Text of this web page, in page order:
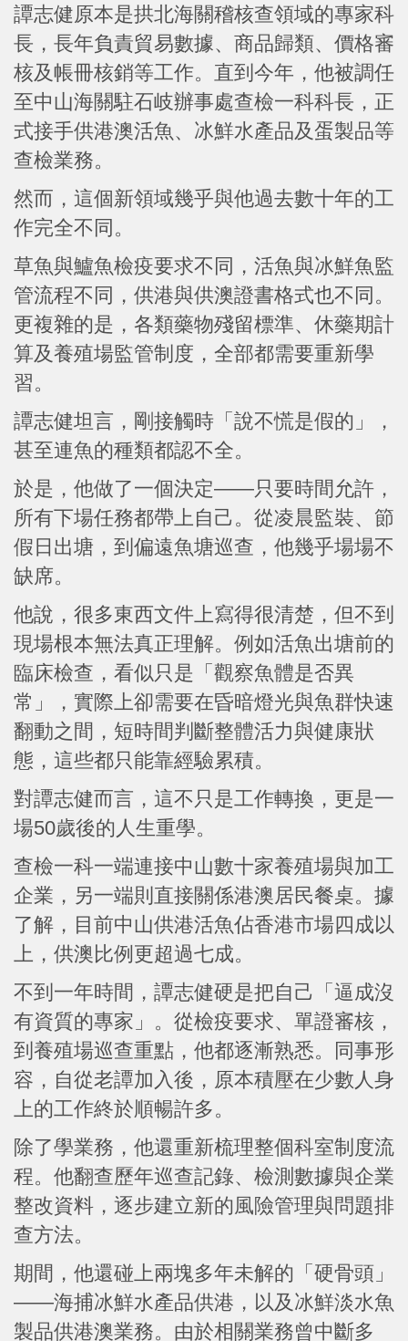
譚志健原本是拱北海關稽核查領域的專家科
長，長年負責貿易數據、商品歸類、價格審
核及帳冊核銷等工作。直到今年，他被調任
至中山海關駐石岐辦事處查檢一科科長，正
式接手供港澳活魚、冰鮮水產品及蛋製品等
查檢業務。
然而，這個新領域幾乎與他過去數十年的工
作完全不同。
草魚與鱸魚檢疫要求不同，活魚與冰鮮魚監
管流程不同，供港與供澳證書格式也不同。
更複雜的是，各類藥物殘留標準、休藥期計
算及養殖場監管制度，全部都需要重新學
習。
譚志健坦言，剛接觸時「說不慌是假的」，
甚至連魚的種類都認不全。
於是，他做了一個決定——只要時間允許，
所有下場任務都帶上自己。從凌晨監裝、節
假日出塘，到偏遠魚塘巡查，他幾乎場場不
缺席。
他說，很多東西文件上寫得很清楚，但不到
現場根本無法真正理解。例如活魚出塘前的
臨床檢查，看似只是「觀察魚體是否異
常」，實際上卻需要在昏暗燈光與魚群快速
翻動之間，短時間判斷整體活力與健康狀
態，這些都只能靠經驗累積。
對譚志健而言，這不只是工作轉換，更是一
場50歲後的人生重學。
查檢一科一端連接中山數十家養殖場與加工
企業，另一端則直接關係港澳居民餐桌。據
了解，目前中山供港活魚佔香港市場四成以
上，供澳比例更超過七成。
不到一年時間，譚志健硬是把自己「逼成沒
有資質的專家」。從檢疫要求、單證審核，
到養殖場巡查重點，他都逐漸熟悉。同事形
容，自從老譚加入後，原本積壓在少數人身
上的工作終於順暢許多。
除了學業務，他還重新梳理整個科室制度流
程。他翻查歷年巡查記錄、檢測數據與企業
整改資料，逐步建立新的風險管理與問題排
查方法。
期間，他還碰上兩塊多年未解的「硬骨頭」
——海捕冰鮮水產品供港，以及冰鮮淡水魚
製品供港澳業務。由於相關業務曾中斷多